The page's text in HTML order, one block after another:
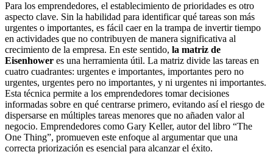
Para los emprendedores, el establecimiento de prioridades es otro
aspecto clave. Sin la habilidad para identificar qué tareas son más
urgentes o importantes, es fácil caer en la trampa de invertir tiempo
en actividades que no contribuyen de manera significativa al
crecimiento de la empresa. En este sentido, la matriz de
Eisenhower es una herramienta útil. La matriz divide las tareas en
cuatro cuadrantes: urgentes e importantes, importantes pero no
urgentes, urgentes pero no importantes, y ni urgentes ni importantes.
Esta técnica permite a los emprendedores tomar decisiones
informadas sobre en qué centrarse primero, evitando así el riesgo de
dispersarse en múltiples tareas menores que no añaden valor al
negocio. Emprendedores como Gary Keller, autor del libro “The
One Thing”, promueven este enfoque al argumentar que una
correcta priorización es esencial para alcanzar el éxito.